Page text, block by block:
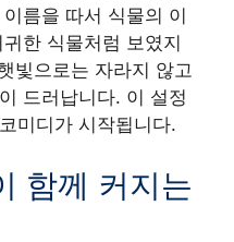
름을 따서 식물의 이
한 식물처럼 보였지
빛으로는 자라지 않고
드러납니다. 이 설정
미디가 시작됩니다.
함께 커지는